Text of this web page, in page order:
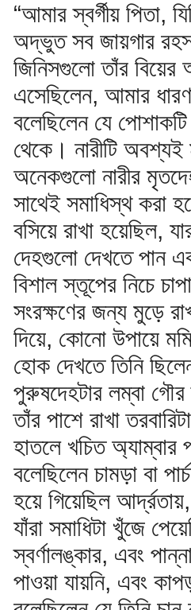
“আমার স্বর্গীয় পিতা,
অদ্ভুত সব জায়গার
জিনিসগুলো তাঁর
এসেছিলেন, আমার
বলেছিলেন যে
থেকে। নারীটি
অনেকগুলো নারীর
সাথেই সমাধিস্থ করা
বসিয়ে রাখা হয়েছিল,
দেহগুলো দেখতে পান
বিশাল স্তূপের নিচে
সংরক্ষণের জন্য মুড়ে
দিয়ে, কোনো উপায়ে
হোক দেখতে তিনি
পুরুষদেহটার লম্বা
তাঁর পাশে রাখা
হাতলে খচিত অ্যাম্বার
বলেছিলেন চামড়া বা
হয়ে গিয়েছিল
যাঁরা সমাধিটা খুঁজে
স্বর্ণালঙ্কার, এবং
পাওয়া যায়নি, এবং